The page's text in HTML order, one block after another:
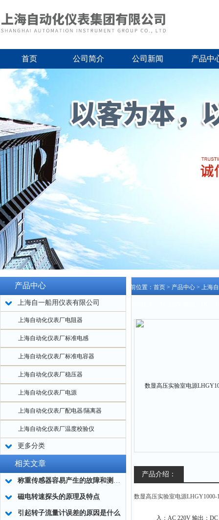
首页 公司简介 公司新闻 产品中
产品中心
上海自一船用仪表有限公司
上海自动化仪表厂电阻器
上海自动化仪表厂标准电感
上海自动化仪表厂标准电容器
上海自动化仪表厂稳压器
上海自动化仪表厂电源
上海自动化仪表厂配电器/隔离器
上海自动化仪表厂温度校验仪
更多分类
相关文章
称重传感器容易产生的故障和测量方法
磁电转速探头的原理及特点
引起转子流量计误差的原因是什么
当前位置： 首页 > 产品中心 > 上海
产品介绍：
数显高压实验室电源